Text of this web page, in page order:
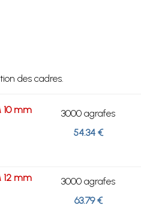
des cadres.
10 mm
3000 agrafes
54.34 €
12 mm
3000 agrafes
63.79 €